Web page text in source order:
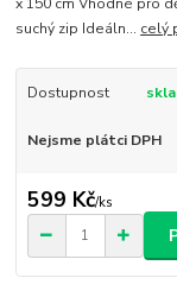
suchý zip Ideáln... celý
Dostupnost
Nejsme plátci DPH
599 Kč/ks